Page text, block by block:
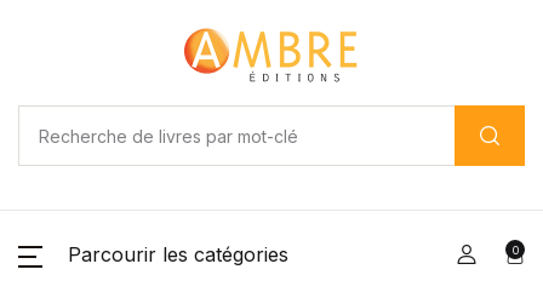
Parcourir les catégories 0